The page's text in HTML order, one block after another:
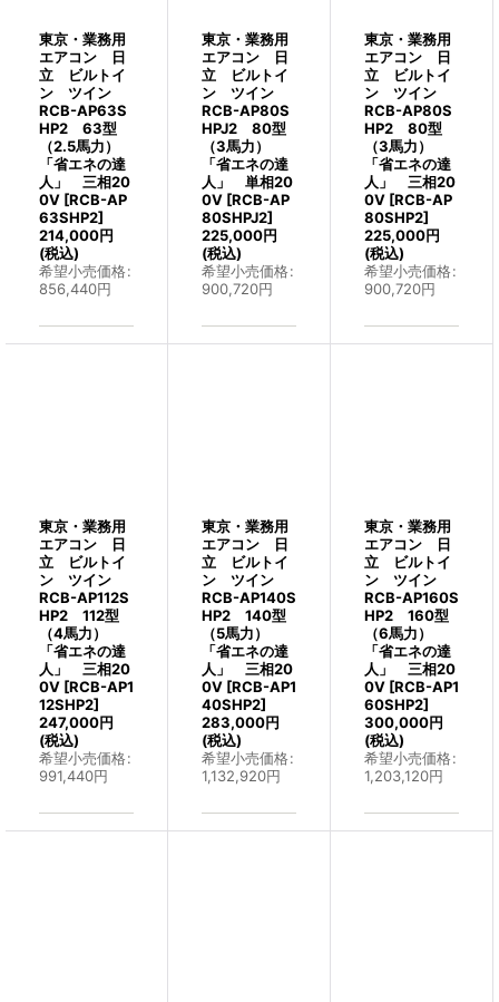
東京・業務用
エアコン 日
立 ビルトイ
ン ツイン
RCB-AP63S
HP2 63型
（2.5馬力）
「省エネの達
人」 三相20
0V [RCB-AP
63SHP2]
214,000円
(税込)
希望小売価格:
856,440円
東京・業務用
エアコン 日
立 ビルトイ
ン ツイン
RCB-AP80S
HPJ2 80型
（3馬力）
「省エネの達
人」 単相20
0V [RCB-AP
80SHPJ2]
225,000円
(税込)
希望小売価格:
900,720円
東京・業務用
エアコン 日
立 ビルトイ
ン ツイン
RCB-AP80S
HP2 80型
（3馬力）
「省エネの達
人」 三相20
0V [RCB-AP
80SHP2]
225,000円
(税込)
希望小売価格:
900,720円
東京・業務用
エアコン 日
立 ビルトイ
ン ツイン
RCB-AP112S
HP2 112型
（4馬力）
「省エネの達
人」 三相20
0V [RCB-AP1
12SHP2]
247,000円
(税込)
希望小売価格:
991,440円
東京・業務用
エアコン 日
立 ビルトイ
ン ツイン
RCB-AP140S
HP2 140型
（5馬力）
「省エネの達
人」 三相20
0V [RCB-AP1
40SHP2]
283,000円
(税込)
希望小売価格:
1,132,920円
東京・業務用
エアコン 日
立 ビルトイ
ン ツイン
RCB-AP160S
HP2 160型
（6馬力）
「省エネの達
人」 三相20
0V [RCB-AP1
60SHP2]
300,000円
(税込)
希望小売価格:
1,203,120円